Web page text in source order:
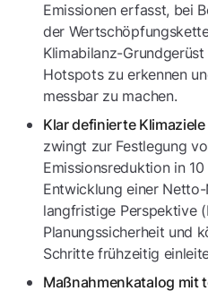
Emissionen erfasst, bei
der
Klimabilanz-
Hotspots zu erkennen
messbar zu machen.
Klar definierte
zwingt zur Festlegung
Emissionsreduktion in
Entwicklung einer
langfristige Perspektive
Planungssicherheit und
Schritte frühzeitig
Maßnahmenkatalog mit